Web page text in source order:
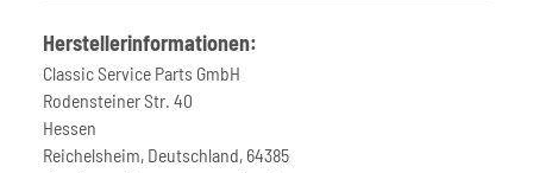
Herstellerinformationen:
Classic Service Parts GmbH
Rodensteiner Str. 40
Hessen
Reichelsheim, Deutschland, 64385